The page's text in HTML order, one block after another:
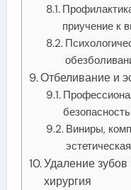
приучение к
Отбеливание и
безопасность
Виниры,
Удаление зубов
хирургия